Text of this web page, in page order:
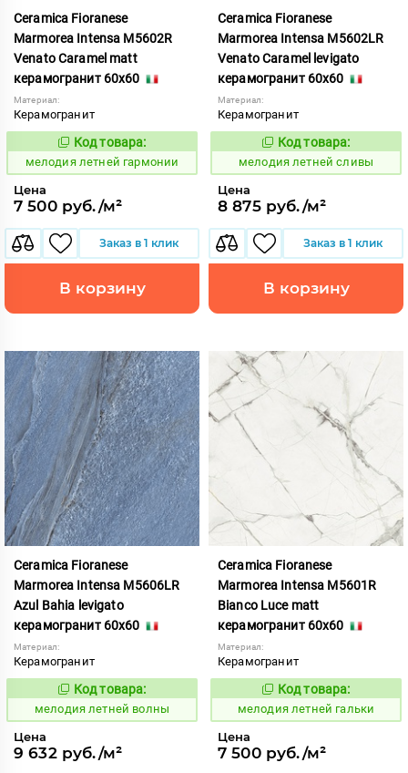
Ceramica Fioranese
Marmorea Intensa M5602R
Venato Caramel matt
керамогранит 60x60
Материал:
Керамогранит
959016
Код товара:
мелодия летней гармонии
Цена
7 500 руб./м²
Заказ в 1 клик
В корзину
Ceramica Fioranese
Marmorea Intensa M5602LR
Venato Caramel levigato
керамогранит 60x60
Материал:
Керамогранит
959011
Код товара:
мелодия летней сливы
Цена
8 875 руб./м²
Заказ в 1 клик
В корзину
Ceramica Fioranese
Marmorea Intensa M5606LR
Azul Bahia levigato
керамогранит 60x60
Материал:
Керамогранит
959012
Код товара:
мелодия летней волны
Цена
9 632 руб./м²
Ceramica Fioranese
Marmorea Intensa M5601R
Bianco Luce matt
керамогранит 60x60
Материал:
Керамогранит
959015
Код товара:
мелодия летней гальки
Цена
7 500 руб./м²